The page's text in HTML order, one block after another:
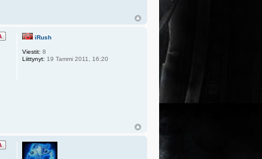
iRush
Viestit: 8
Liittynyt: 19 Tammi 2011, 16:20